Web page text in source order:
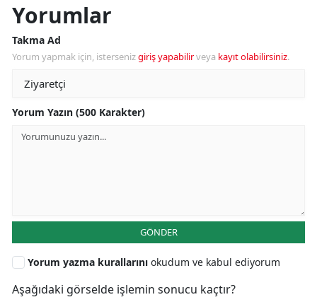
Yorumlar
Takma Ad
Yorum yapmak için, istersenizgiriş yapabilirveya kayıt olabilirsiniz.
Yorum Yazın (500 Karakter)
GÖNDER
Yorum yazma kurallarını okudum ve kabul ediyorum
Aşağıdaki görselde işlemin sonucu kaçtır?